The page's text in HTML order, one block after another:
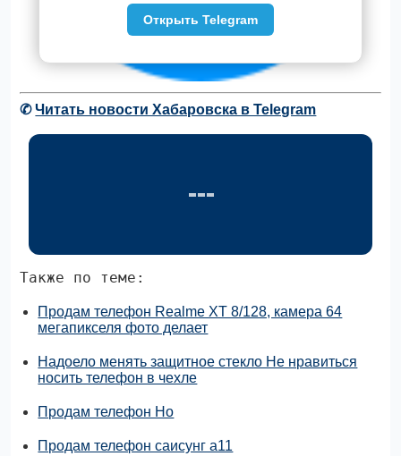
✆Читать новости Хабаровска в Telegram
Также по теме:
Продам телефон Realme XT 8/128, камера 64
мегапикселя фото делает
Надоело менять защитное стекло Не нравиться
носить телефон в чехле
Продам телефон Ho
Продам телефон саисунг а11
Открыть Telegram